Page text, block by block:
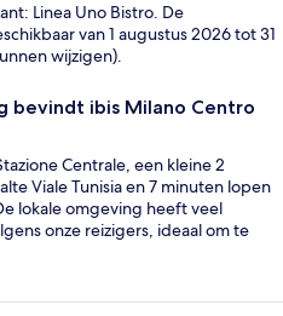
Linea Uno Bistro. De
van 1 augustus 2026 tot 31
wijzigen).
bevindt ibis Milano Centro
Centrale, een kleine 2
Viale Tunisia en 7 minuten lopen
lokale omgeving heeft veel
onze reizigers, ideaal om te